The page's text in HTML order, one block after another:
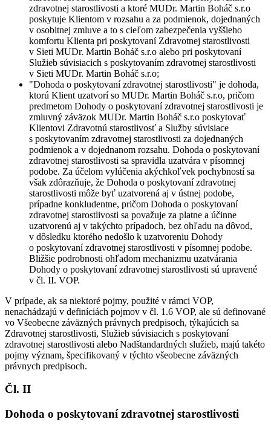
zdravotnej starostlivosti a ktoré MUDr. Martin Boháč s.r.o
poskytuje Klientom v rozsahu a za podmienok, dojednaných
v osobitnej zmluve a to s cieľom zabezpečenia vyššieho
komfortu Klienta pri poskytovaní Zdravotnej starostlivosti
v Sieti MUDr. Martin Boháč s.r.o alebo pri poskytovaní
Služieb súvisiacich s poskytovaním zdravotnej starostlivosti
v Sieti MUDr. Martin Boháč s.r.o;
"Dohoda o poskytovaní zdravotnej starostlivosti" je dohoda,
ktorú Klient uzatvorí so MUDr. Martin Boháč s.r.o, pričom
predmetom Dohody o poskytovaní zdravotnej starostlivosti je
zmluvný záväzok MUDr. Martin Boháč s.r.o poskytovať
Klientovi Zdravotnú starostlivosť a Služby súvisiace
s poskytovaním zdravotnej starostlivosti za dojednaných
podmienok a v dojednanom rozsahu. Dohoda o poskytovaní
zdravotnej starostlivosti sa spravidla uzatvára v písomnej
podobe. Za účelom vylúčenia akýchkoľvek pochybností sa
však zdôrazňuje, že Dohoda o poskytovaní zdravotnej
starostlivosti môže byť uzatvorená aj v ústnej podobe,
prípadne konkludentne, pričom Dohoda o poskytovaní
zdravotnej starostlivosti sa považuje za platne a účinne
uzatvorenú aj v takýchto prípadoch, bez ohľadu na dôvod,
v dôsledku ktorého nedošlo k uzatvoreniu Dohody
o poskytovaní zdravotnej starostlivosti v písomnej podobe.
Bližšie podrobnosti ohľadom mechanizmu uzatvárania
Dohody o poskytovaní zdravotnej starostlivosti sú upravené
v čl. II. VOP.
V prípade, ak sa niektoré pojmy, použité v rámci VOP,
nenachádzajú v definíciách pojmov v čl. 1.6 VOP, ale sú definované
vo Všeobecne záväzných právnych predpisoch, týkajúcich sa
Zdravotnej starostlivosti, Služieb súvisiacich s poskytovaní
zdravotnej starostlivosti alebo Nadštandardných služieb, majú takéto
pojmy význam, špecifikovaný v týchto všeobecne záväzných
právnych predpisoch.
Čl. II
Dohoda o poskytovaní zdravotnej starostlivosti